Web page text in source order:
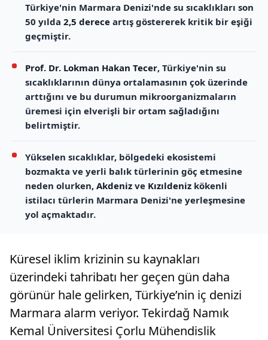
Türkiye'nin Marmara Denizi'nde su sıcaklıkları son
50 yılda 2,5 derece artış göstererek kritik bir eşiği
geçmiştir.
Prof. Dr. Lokman Hakan Tecer, Türkiye'nin su
sıcaklıklarının dünya ortalamasının çok üzerinde
arttığını ve bu durumun mikroorganizmaların
üremesi için elverişli bir ortam sağladığını
belirtmiştir.
Yükselen sıcaklıklar, bölgedeki ekosistemi
bozmakta ve yerli balık türlerinin göç etmesine
neden olurken, Akdeniz ve Kızıldeniz kökenli
istilacı türlerin Marmara Denizi'ne yerleşmesine
yol açmaktadır.
Küresel iklim krizinin su kaynakları
üzerindeki tahribatı her geçen gün daha
görünür hale gelirken, Türkiye’nin iç denizi
Marmara alarm veriyor. Tekirdağ Namık
Kemal Üniversitesi Çorlu Mühendislik